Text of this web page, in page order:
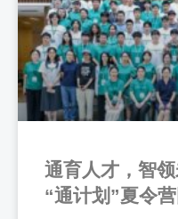
通育人才，智
“通计划”夏令